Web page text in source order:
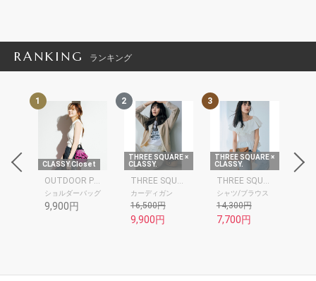
RANKING ランキング
×
1
CLASSY.Closet
OUTDOOR PRODUCTS
ショルダーバッグ
9,900円
2
THREE SQUARE ×
CLASSY.
カーディガン
16,500円
9,900円
3
THREE SQUARE ×
CLASSY.
シャツ/ブラウス
14,300円
7,700円